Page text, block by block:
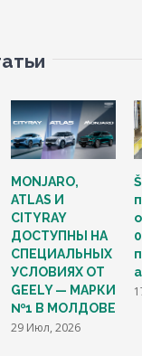
MONJARO,
ATLAS И
CITYRAY
ДОСТУПНЫ НА
СПЕЦИАЛЬНЫХ
УСЛОВИЯХ ОТ
GEELY — МАРКИ
№1 В МОЛДОВЕ
29 Июл, 2026